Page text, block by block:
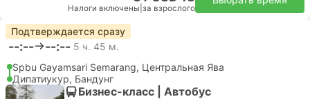
Налоги включены за взрослого
Подтверждается сразу
--:-- --:-- 5 ч. 45 м.
Spbu Gayamsari Semarang, Центральная Ява
Дипатиукур, Бандунг
Бизнес-класс | Автобус